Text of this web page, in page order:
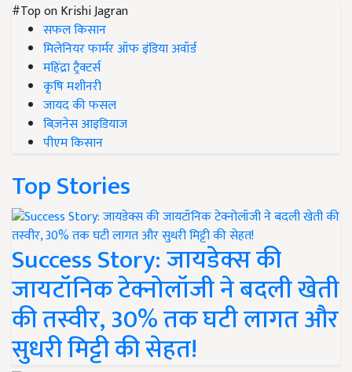
#Top on Krishi Jagran
सफल किसान
मिलेनियर फार्मर ऑफ इंडिया अवॉर्ड
महिंद्रा ट्रैक्टर्स
कृषि मशीनरी
जायद की फसल
बिज़नेस आइडियाज
पीएम किसान
Top Stories
Success Story: जायडेक्स की
जायटॉनिक टेक्नोलॉजी ने बदली खेती
की तस्वीर, 30% तक घटी लागत और
सुधरी मिट्टी की सेहत!